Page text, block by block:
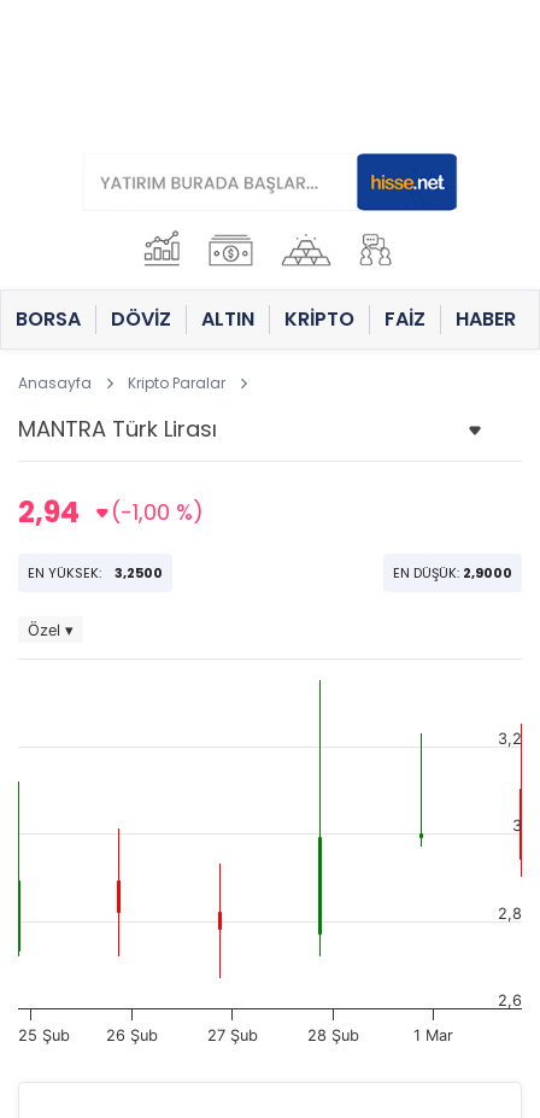
BORSA DÖVİZ ALTIN KRİPTO FAİZ HABER
Anasayfa Kripto Paralar
2,94 (-1,00 %)
EN YÜKSEK: 3,2500 EN DÜŞÜK: 2,9000
Özel ▾
25 Şub 26 Şub 27 Şub 28 Şub 1 Mar
2,6
2,8
3
3,2